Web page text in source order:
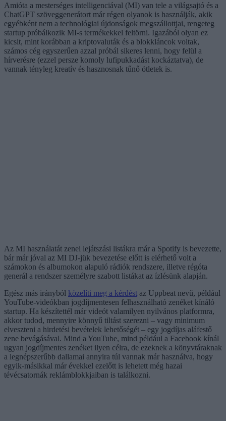
Amióta a mesterséges intelligenciával (MI) van tele a világsajtó és a
ChatGPT szöveggenerátort már régen olyanok is használják, akik
egyébként nem a technológiai újdonságok megszállottjai, rengeteg
startup próbálkozik MI-s termékekkel feltörni. Igazából olyan ez
kicsit, mint korábban a kriptovaluták és a blokkláncok voltak,
számos cég egyszerűen azzal próbál sikeres lenni, hogy felül a
hírverésre (ezzel persze komoly lufipukkadást kockáztatva), de
vannak tényleg kreatív és hasznosnak tűnő ötletek is.
Az MI használatát zenei lejátszási listákra már a Spotify is bevezette,
bár már jóval az MI DJ-jük bevezetése előtt is elérhető volt a
számokon és albumokon alapuló rádiók rendszere, illetve régóta
generál a rendszer személyre szabott listákat az ízlésünk alapján.
Egész más irányból közelíti meg a kérdést az Uppbeat nevű, például
YouTube-videókban jogdíjmentesen felhasználható zenéket kínáló
startup. Ha készítettél már videót valamilyen nyilvános platformra,
akkor tudod, mennyire könnyű tiltást szerezni – vagy minimum
elveszteni a hirdetési bevételek lehetőségét – egy jogdíjas aláfestő
zene bevágásával. Mind a YouTube, mind például a Facebook kínál
ugyan jogdíjmentes zenéket ilyen célra, de ezeknek a könyvtáraknak
a legnépszerűbb dallamai annyira túl vannak már használva, hogy
egyik-másikkal már évekkel ezelőtt is lehetett még hazai
tévécsatornák reklámblokkjaiban is találkozni.